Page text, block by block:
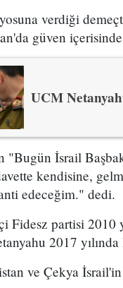
verdiği
güven
UCM
İsrail
kendisine,
edeceğim." dedi.
Fidesz partisi 2010
2017
ve Çekya